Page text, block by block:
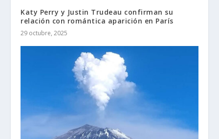
Katy Perry y Justin Trudeau confirman su
relación con romántica aparición en París
29 octubre, 2025